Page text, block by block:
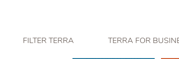
FILTER TERRA TERRA FOR